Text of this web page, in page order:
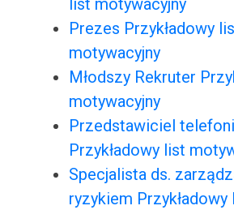
list motywacyjny
Prezes Przykładowy
motywacyjny
Młodszy Rekruter
motywacyjny
Przedstawiciel
Przykładowy list
Specjalista ds.
ryzykiem Przykładowy